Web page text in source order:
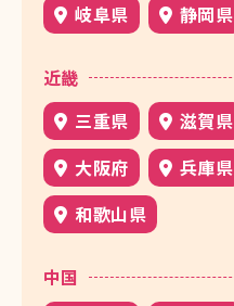
岐阜県
静岡県
近畿
三重県
滋賀県
大阪府
兵庫県
和歌山県
中国